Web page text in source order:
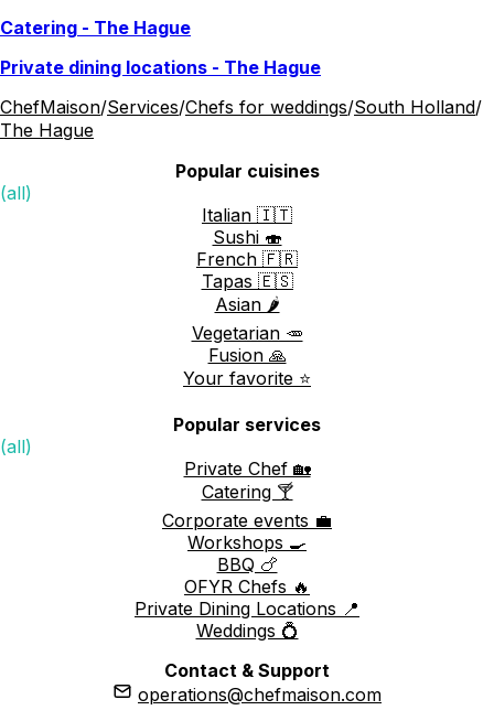
Catering - The Hague
Private dining locations - The Hague
ChefMaison/Services/Chefs for weddings/South Holland/
The Hague
Popular cuisines
(all)
Italian 🇮🇹
Sushi 🍣
French 🇫🇷
Tapas 🇪🇸
Asian 🌶️
Vegetarian 🥕
Fusion 🙏
Your favorite ⭐️
Popular services
(all)
Private Chef 🏡
Catering 🍸
Corporate events 💼
Workshops 🍳
BBQ 🍗
OFYR Chefs 🔥
Private Dining Locations 📍
Weddings 💍
Contact & Support
operations@chefmaison.com